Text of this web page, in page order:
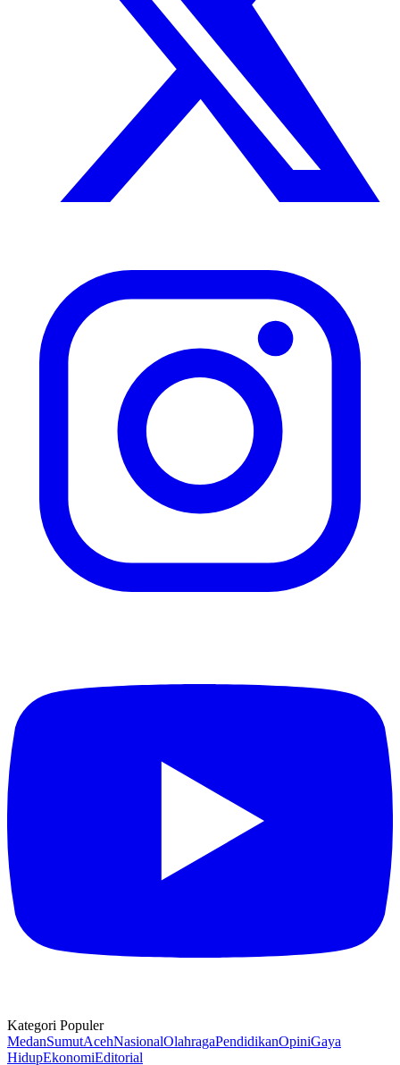
Kategori Populer
MedanSumutAcehNasionalOlahragaPendidikanOpiniGaya
HidupEkonomiEditorial